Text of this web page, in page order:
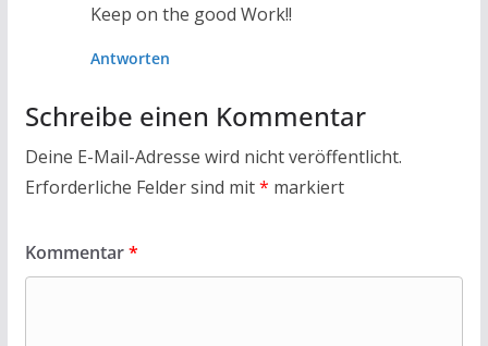
Keep on the good Work!!
Antworten
Schreibe einen Kommentar
Deine E-Mail-Adresse wird nicht veröffentlicht.
Erforderliche Felder sind mit* markiert
Kommentar*